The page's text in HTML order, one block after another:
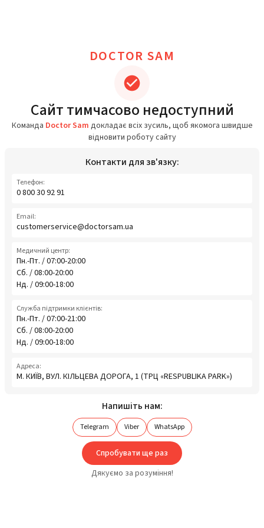
DOCTOR SAM
Сайт тимчасово недоступний
Команда Doctor Sam докладає всіх зусиль, щоб якомога швидше
відновити роботу сайту
Контакти для зв'язку:
Телефон:
0 800 30 92 91
Email:
customerservice@doctorsam.ua
Медичний центр:
Пн.-Пт. / 07:00-20:00
Сб. / 08:00-20:00
Нд. / 09:00-18:00
Служба підтримки клієнтів:
Пн.-Пт. / 07:00-21:00
Сб. / 08:00-20:00
Нд. / 09:00-18:00
Адреса:
М. КИЇВ, ВУЛ. КІЛЬЦЕВА ДОРОГА, 1 (ТРЦ «RESPUBLIKA PARK»)
Напишіть нам:
Telegram Viber WhatsApp
Спробувати ще раз
Дякуємо за розуміння!